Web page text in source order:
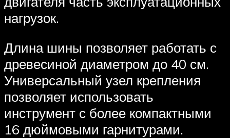
нагрузок.
Длина шины позволяет работать с
древесиной диаметром до 40 см.
Универсальный узел крепления
позволяет использовать
инструмент с более компактными
16 дюймовыми гарнитурами.